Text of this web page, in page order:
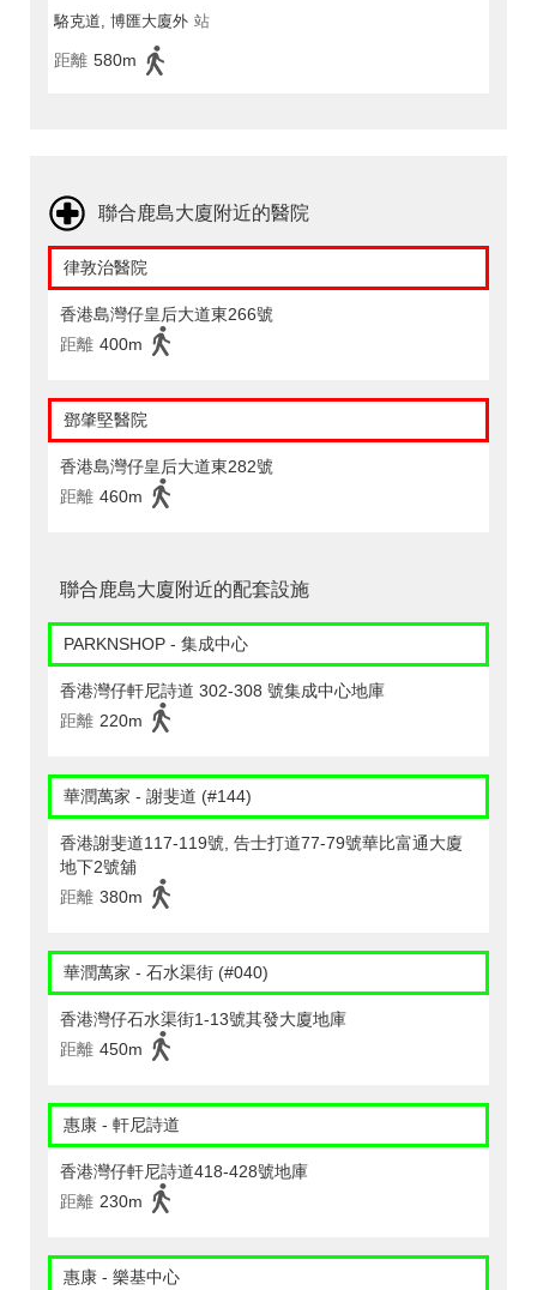
駱克道, 博匯大廈外 站
距離 580m
聯合鹿島大廈附近的醫院
律敦治醫院
香港島灣仔皇后大道東266號
距離 400m
鄧肇堅醫院
香港島灣仔皇后大道東282號
距離 460m
聯合鹿島大廈附近的配套設施
PARKNSHOP - 集成中心
香港灣仔軒尼詩道 302-308 號集成中心地庫
距離 220m
華潤萬家 - 謝斐道 (#144)
香港謝斐道117-119號, 告士打道77-79號華比富通大廈
地下2號舖
距離 380m
華潤萬家 - 石水渠街 (#040)
香港灣仔石水渠街1-13號其發大廈地庫
距離 450m
惠康 - 軒尼詩道
香港灣仔軒尼詩道418-428號地庫
距離 230m
惠康 - 樂基中心